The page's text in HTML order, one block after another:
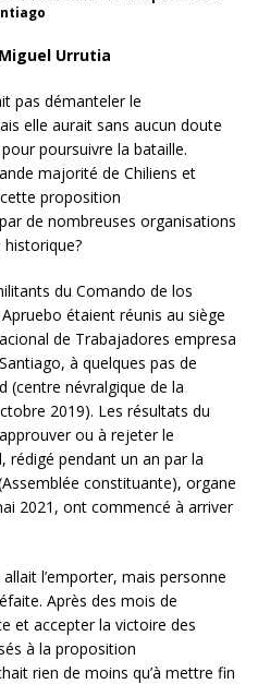
Urrutia
pas démanteler le
elle aurait sans aucun doute
poursuivre la bataille.
majorité de Chiliens et
proposition
de nombreuses organisations
du Comando de los
étaient réunis au siège
de Trabajadores empresa
à quelques pas de
(centre névralgique de la
2019). Les résultats du
ou à rejeter le
pendant un an par la
constituante), organe
2021, ont commencé à arriver
l’emporter, mais personne
Après des mois de
et accepter la victoire des
à la proposition
rien de moins qu’à mettre fin